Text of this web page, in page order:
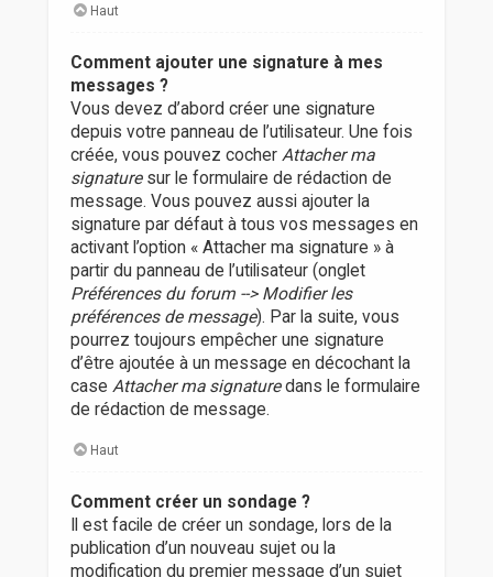
Haut
Comment ajouter une signature à mes
messages ?
Vous devez d’abord créer une signature
depuis votre panneau de l’utilisateur. Une fois
créée, vous pouvez cocher Attacher ma
signaturesur le formulaire de rédaction de
message. Vous pouvez aussi ajouter la
signature par défaut à tous vos messages en
activant l’option « Attacher ma signature » à
partir du panneau de l’utilisateur (onglet
Préférences du forum --> Modifier les
préférences de message). Par la suite, vous
pourrez toujours empêcher une signature
d’être ajoutée à un message en décochant la
case Attacher ma signaturedans le formulaire
de rédaction de message.
Haut
Comment créer un sondage ?
Il est facile de créer un sondage, lors de la
publication d’un nouveau sujet ou la
modification du premier message d’un sujet